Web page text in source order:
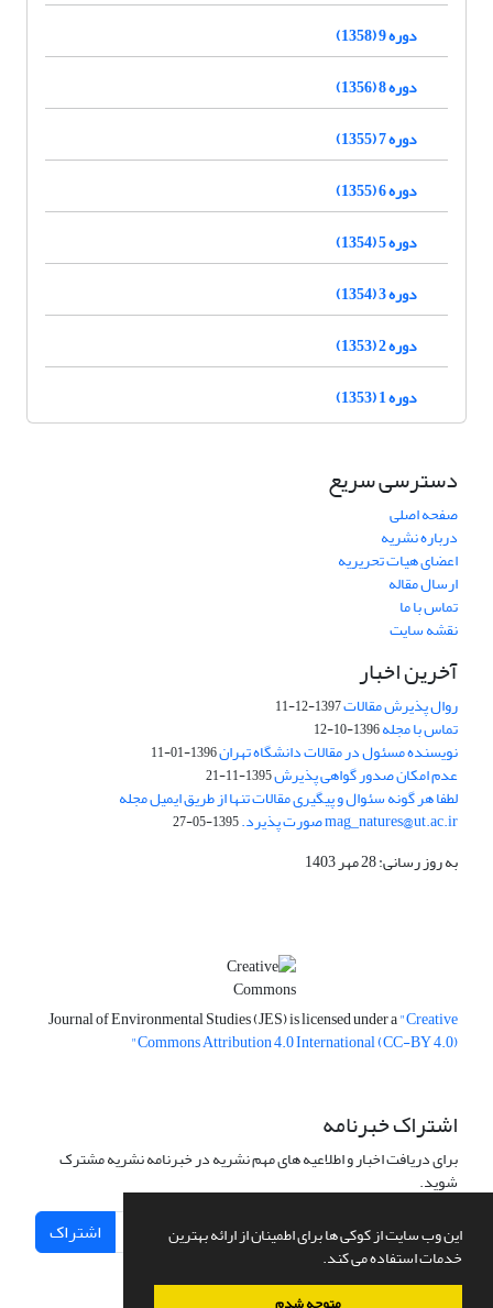
این وب سایت از کوکی ها برای اطمینان از ارائه بهترین
خدمات استفاده می کند.
دوره 9 (1358)
دوره 8 (1356)
دوره 7 (1355)
دوره 6 (1355)
دوره 5 (1354)
دوره 3 (1354)
دوره 2 (1353)
دوره 1 (1353)
دسترسی سریع
صفحه اصلی
درباره نشریه
اعضای هیات تحریریه
ارسال مقاله
تماس با ما
نقشه سایت
آخرین اخبار
روال پذیرش مقالات1397-12-11
تماس با مجله1396-10-12
نویسنده مسئول در مقالات دانشگاه تهران1396-01-11
عدم امکان صدور گواهی پذیرش1395-11-21
لطفا هر گونه سئوال و پیگیری مقالات تنها از طریق ایمیل مجله
mag_natures@ut.ac.ir صورت پذیرد. 1395-05-27
به روز رسانی: 28 مهر 1403
Journal of Environmental Studies (JES) is licensed under a"Creative
Commons Attribution 4.0 International (CC-BY 4.0)"
اشتراک خبرنامه
برای دریافت اخبار و اطلاعیه های مهم نشریه در خبرنامه نشریه مشترک
شوید.
اشتراک